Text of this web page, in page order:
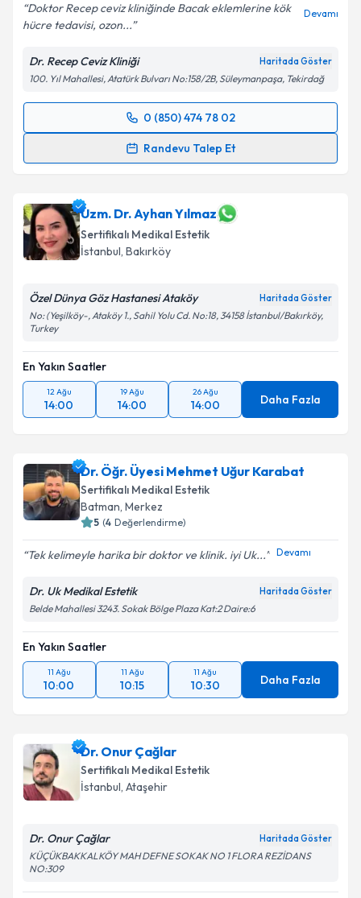
Doktor Recep ceviz kliniğinde Bacak eklemlerine kök
hücre tedavisi, ozon...
Devamı
Dr. Recep Ceviz Kliniği Haritada Göster
100. Yıl Mahallesi, Atatürk Bulvarı No:158/2B, Süleymanpaşa, Tekirdağ
0 (850) 474 78 02
Randevu Talep Et
Randevu Takvimi Talebi
hazırlandığında e-posta ile bilgilendireceğiz.
E-posta Adresiniz
Kişisel verilerimin işlenmesine ilişkinAydınlatma
kapsamda işlenmesini kabul ediyorum.
Takvim Talebini Gönder
Uzm. Dr. Ayhan Yılmaz
Sertifikalı Medikal Estetik
İstanbul, Bakırköy
Özel Dünya Göz Hastanesi Ataköy Haritada Göster
No: (Yeşilköy-, Ataköy 1., Sahil Yolu Cd. No:18, 34158 İstanbul/Bakırköy,
Turkey
En Yakın Saatler
12 Ağu
14:00
19 Ağu
14:00
26 Ağu
14:00 Daha Fazla
Dr. Öğr. Üyesi Mehmet Uğur Karabat
Sertifikalı Medikal Estetik
Batman, Merkez
5 (4 Değerlendirme)
Tek kelimeyle harika bir doktor ve klinik. iyi Uk... Devamı
Dr. Uk Medikal Estetik Haritada Göster
Belde Mahallesi 3243. Sokak Bölge Plaza Kat:2 Daire:6
En Yakın Saatler
11 Ağu
10:00
11 Ağu
10:15
11 Ağu
10:30 Daha Fazla
Dr. Onur Çağlar
Sertifikalı Medikal Estetik
İstanbul, Ataşehir
Dr. Onur Çağlar Haritada Göster
KÜÇÜKBAKKALKÖY MAH DEFNE SOKAK NO 1 FLORA REZİDANS
NO:309